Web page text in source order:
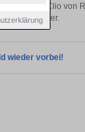
Clio von
vom Händler.
wieder vorbei!